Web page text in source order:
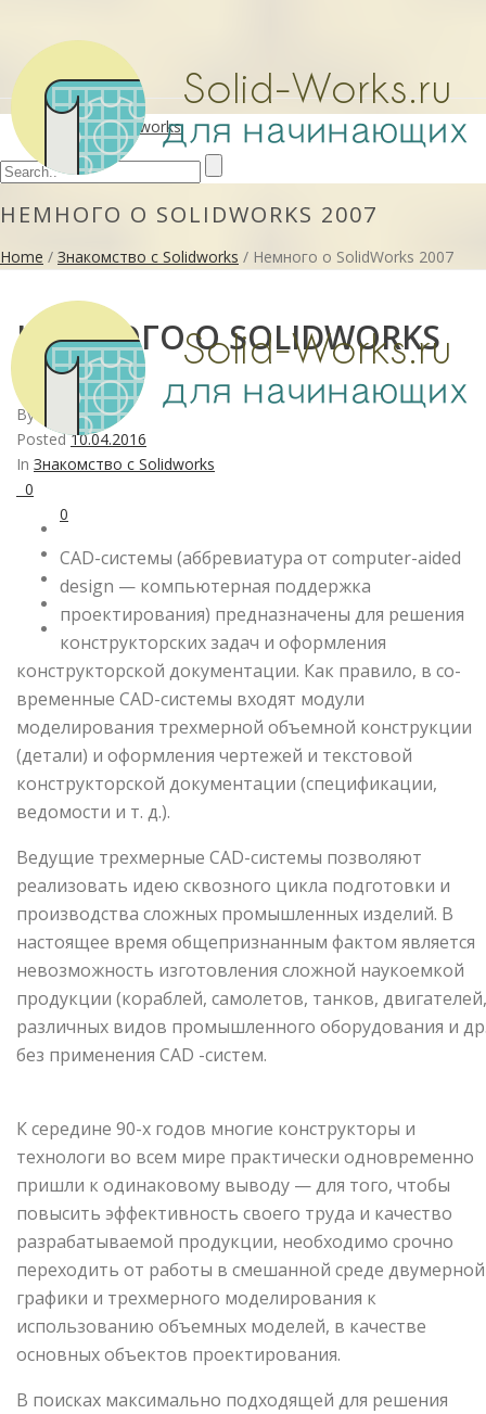
Основы Solidworks
НЕМНОГО О SOLIDWORKS 2007
Home / Знакомство с Solidworks / Немного о SolidWorks 2007
НЕМНОГО О SOLIDWORKS
2007
By
SolidWorks
Posted10.04.2016
In Знакомство с Solidworks
0
0
CAD-системы (аббревиатура от computer-aided
design — компьютерная поддержка
проектирования) предназна­чены для решения
конструкторских задач и оформления
конструкторской документации. Как правило, в со­
временные CAD-системы входят модули
моделирования трехмерной объемной конструкции
(детали) и оформления чертежей и текстовой
конструкторской документации (спецификации,
ведомости и т. д.).
Веду­щие трехмерные CAD-системы позволяют
реализовать идею сквозного цикла подготовки и
производства сложных промышленных изделий. В
настоящее время общепризнанным фактом является
невозможность из­готовления сложной наукоемкой
продукции (кораблей, самолетов, танков, двигателей,
различных видов про­мышленного оборудования и
без применения CAD -систем.
К середине 90-х годов многие конструкторы и
технологи во всем мире практически одновременно
пришли к одинаковому выводу — для того, чтобы
повысить эффективность своего труда и качество
разрабатываемой продукции, необходимо срочно
переходить от работы в смешанной среде двумерной
графики и трехмерного моделирования к
использованию объемных моделей, в качестве
основных объектов проектирования.
В поис­ках максимально подходящей для решения